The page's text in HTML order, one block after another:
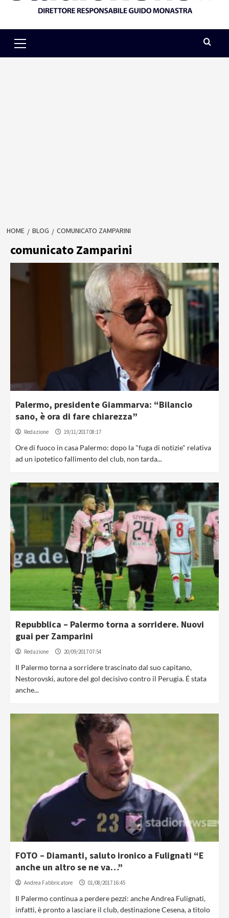
Menu
HOME BLOG COMUNICATO ZAMPARINI
comunicato Zamparini
Palermo, presidente Giammarva: “Bilancio
sano, è ora di fare chiarezza”
Redazione 19/11/2017 08:17
Ore di fuoco in casa Palermo: dopo la "fuga di notizie" relativa
ad un ipotetico fallimento del club, non tarda...
Repubblica – Palermo torna a sorridere. Nuovi
guai per Zamparini
Redazione 20/09/2017 07:54
Il Palermo torna a sorridere trascinato dal suo capitano,
Nestorovski, autore del gol decisivo contro il Perugia. É stata
anche...
FOTO – Diamanti, saluto ironico a Fulignati “E
anche un altro se ne va…”
Andrea Fabbricatore 01/08/2017 16:45
Il Palermo continua a perdere pezzi: anche Andrea Fulignati,
infatti, è pronto a lasciare il club, destinazione Cesena, a titolo